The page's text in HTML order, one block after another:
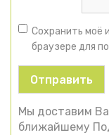
Сохранить моё
браузере для
Мы доставим
ближайшему